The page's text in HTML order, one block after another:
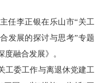
李正银在乐山市“关工
发展的探讨与思考”专题
融合发展》。
委工作与离退休党建工